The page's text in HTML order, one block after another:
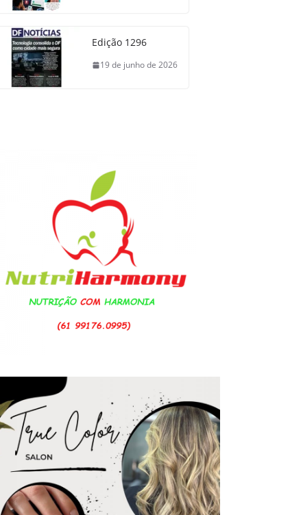
Edição 1296
19 de junho de 2026